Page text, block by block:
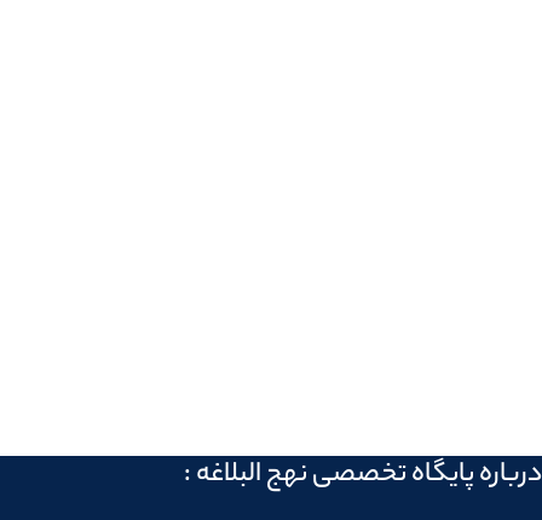
درباره پايگاه تخصصی نهج البلاغه :